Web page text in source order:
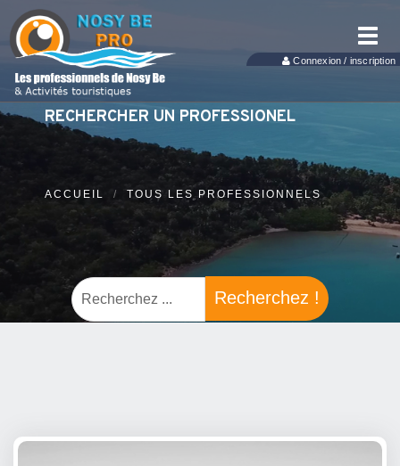
Connexion / inscription
RECHERCHER UN PROFESSIONEL
ACCUEIL TOUS LES PROFESSIONNELS
Recherchez !